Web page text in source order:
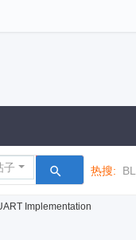
子 热搜:
Implementation